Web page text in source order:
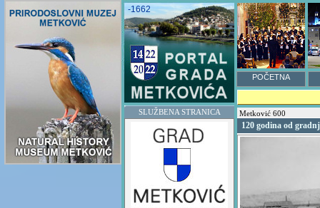
-1662
POČETNA
SLUŽBENA STRANICA Metković 600
120 godina od